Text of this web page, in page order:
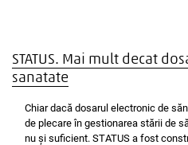
STATUS. Mai mult decat
sanatate
Chiar dacă dosarul electronic de
de plecare în gestionarea stării de
nu și suficient. STATUS a fost